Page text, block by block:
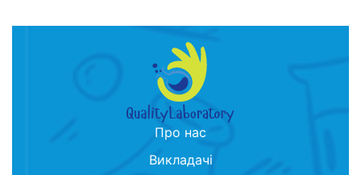
Про нас
Викладачі